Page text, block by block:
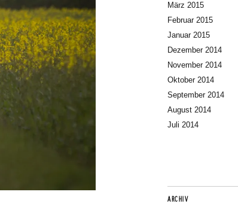
März 2015
Februar 2015
Januar 2015
Dezember 2014
November 2014
Oktober 2014
September 2014
August 2014
Juli 2014
ARCHIV